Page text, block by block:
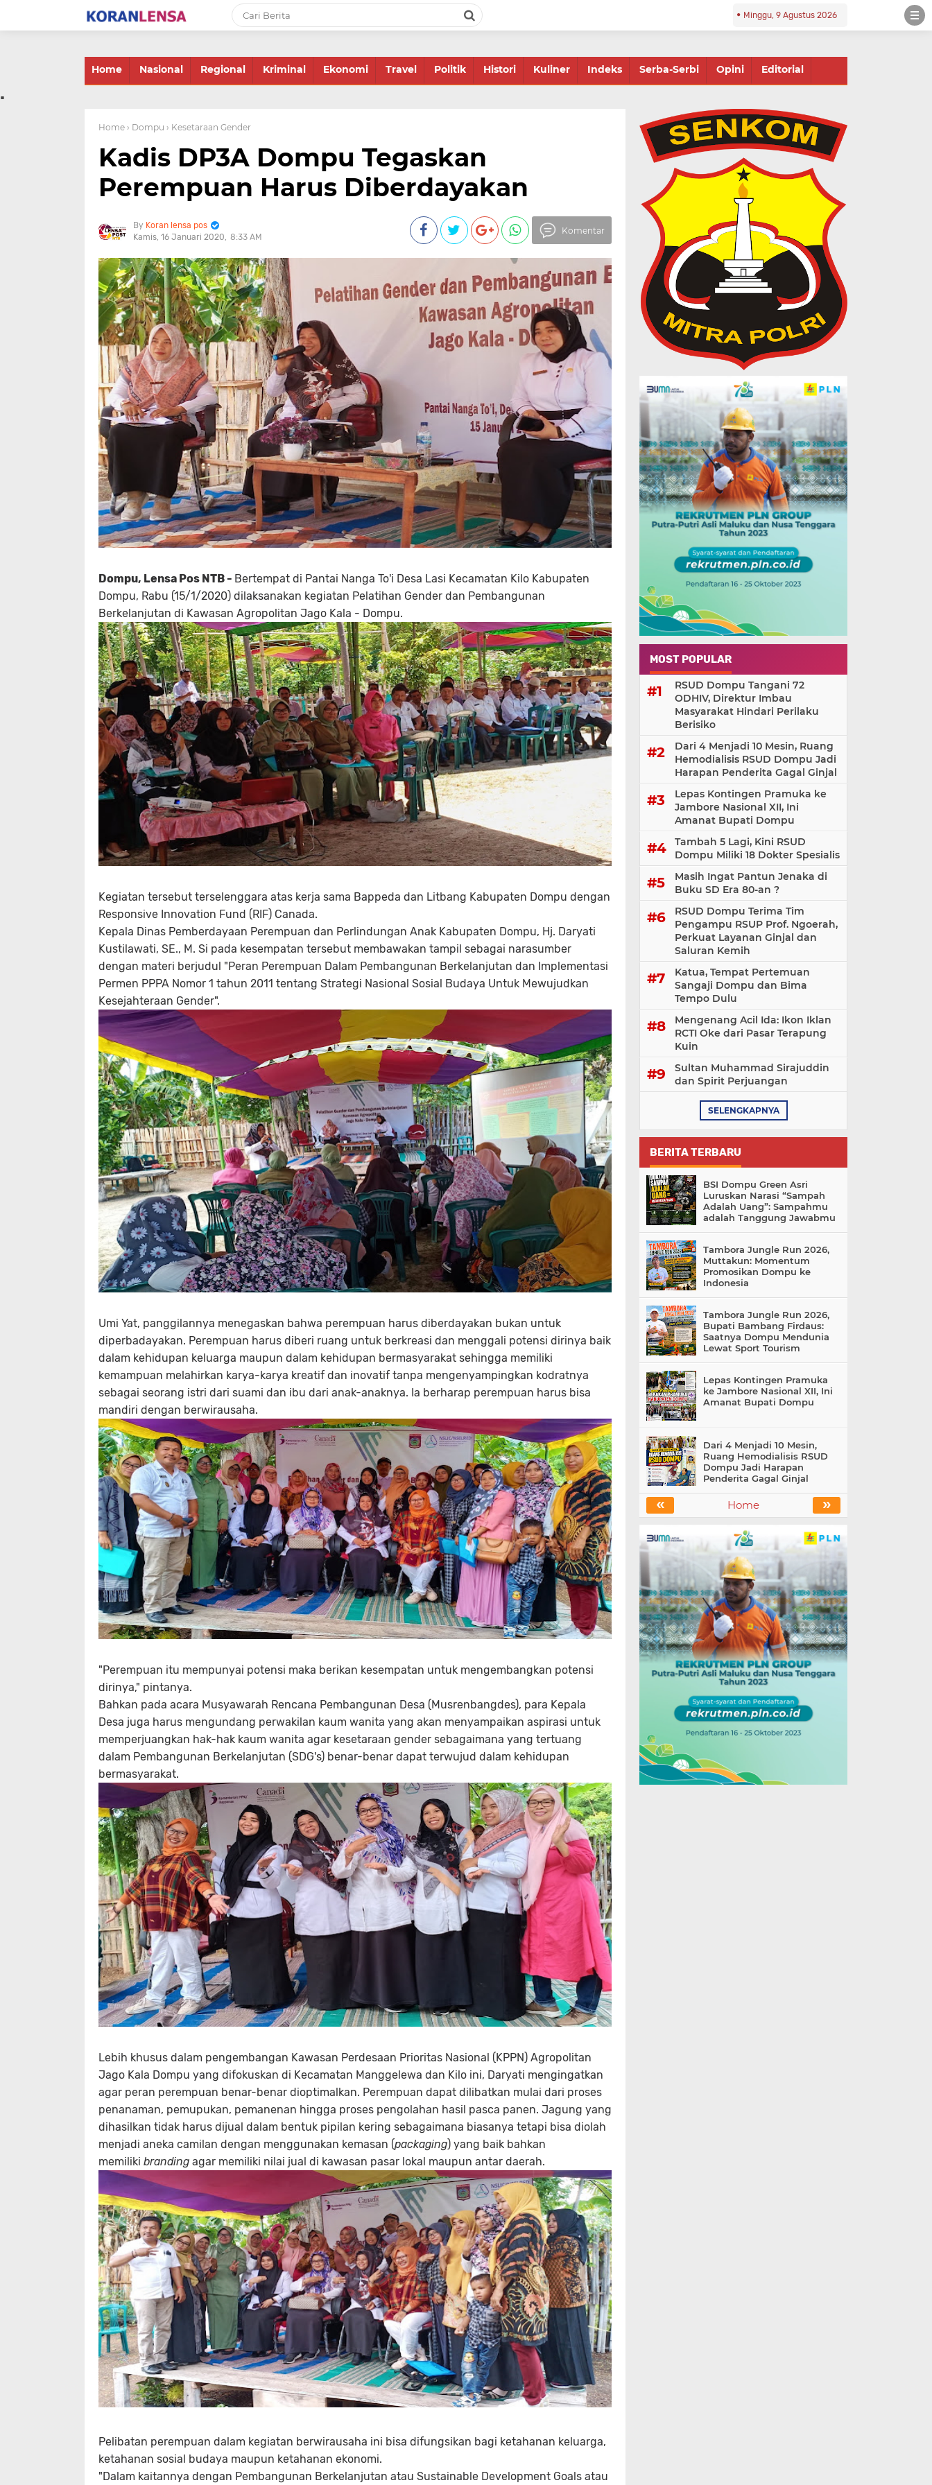
Minggu, 9 Agustus 2026
Home Nasional Regional Kriminal Ekonomi Travel Politik Histori Kuliner Indeks Serba-Serbi Opini Editorial
.
Home › Dompu › Kesetaraan Gender
Kadis DP3A Dompu Tegaskan
Perempuan Harus Diberdayakan
Koran lensa pos
Kamis, 16 Januari 2020
8:33 AM
Komentar
Dompu, Lensa Pos NTB - Bertempat di Pantai Nanga To'i Desa Lasi Kecamatan Kilo Kabupaten
Dompu, Rabu (15/1/2020) dilaksanakan kegiatan Pelatihan Gender dan Pembangunan
Berkelanjutan di Kawasan Agropolitan Jago Kala - Dompu.
Kegiatan tersebut terselenggara atas kerja sama Bappeda dan Litbang Kabupaten Dompu dengan
Responsive Innovation Fund (RIF) Canada.
Kepala Dinas Pemberdayaan Perempuan dan Perlindungan Anak Kabupaten Dompu, Hj. Daryati
Kustilawati, SE., M. Si pada kesempatan tersebut membawakan tampil sebagai narasumber
dengan materi berjudul "Peran Perempuan Dalam Pembangunan Berkelanjutan dan Implementasi
Permen PPPA Nomor 1 tahun 2011 tentang Strategi Nasional Sosial Budaya Untuk Mewujudkan
Kesejahteraan Gender".
Umi Yat, panggilannya menegaskan bahwa perempuan harus diberdayakan bukan untuk
diperbadayakan. Perempuan harus diberi ruang untuk berkreasi dan menggali potensi dirinya baik
dalam kehidupan keluarga maupun dalam kehidupan bermasyarakat sehingga memiliki
kemampuan melahirkan karya-karya kreatif dan inovatif tanpa mengenyampingkan kodratnya
sebagai seorang istri dari suami dan ibu dari anak-anaknya. Ia berharap perempuan harus bisa
mandiri dengan berwirausaha.
"Perempuan itu mempunyai potensi maka berikan kesempatan untuk mengembangkan potensi
dirinya," pintanya.
Bahkan pada acara Musyawarah Rencana Pembangunan Desa (Musrenbangdes), para Kepala
Desa juga harus mengundang perwakilan kaum wanita yang akan menyampaikan aspirasi untuk
memperjuangkan hak-hak kaum wanita agar kesetaraan gender sebagaimana yang tertuang
dalam Pembangunan Berkelanjutan (SDG's) benar-benar dapat terwujud dalam kehidupan
bermasyarakat.
Lebih khusus dalam pengembangan Kawasan Perdesaan Prioritas Nasional (KPPN) Agropolitan
Jago Kala Dompu yang difokuskan di Kecamatan Manggelewa dan Kilo ini, Daryati mengingatkan
agar peran perempuan benar-benar dioptimalkan. Perempuan dapat dilibatkan mulai dari proses
penanaman, pemupukan, pemanenan hingga proses pengolahan hasil pasca panen. Jagung yang
dihasilkan tidak harus dijual dalam bentuk pipilan kering sebagaimana biasanya tetapi bisa diolah
menjadi aneka camilan dengan menggunakan kemasan (packaging) yang baik bahkan
memiliki branding agar memiliki nilai jual di kawasan pasar lokal maupun antar daerah.
Pelibatan perempuan dalam kegiatan berwirausaha ini bisa difungsikan bagi ketahanan keluarga,
ketahanan sosial budaya maupun ketahanan ekonomi.
"Dalam kaitannya dengan Pembangunan Berkelanjutan atau Sustainable Development Goals atau
MOST POPULAR
RSUD Dompu Tangani 72
ODHIV, Direktur Imbau
Masyarakat Hindari Perilaku
Berisiko
Dari 4 Menjadi 10 Mesin, Ruang
Hemodialisis RSUD Dompu Jadi
Harapan Penderita Gagal Ginjal
Lepas Kontingen Pramuka ke
Jambore Nasional XII, Ini
Amanat Bupati Dompu
Tambah 5 Lagi, Kini RSUD
Dompu Miliki 18 Dokter Spesialis
Masih Ingat Pantun Jenaka di
Buku SD Era 80-an ?
RSUD Dompu Terima Tim
Pengampu RSUP Prof. Ngoerah,
Perkuat Layanan Ginjal dan
Saluran Kemih
Katua, Tempat Pertemuan
Sangaji Dompu dan Bima
Tempo Dulu
Mengenang Acil Ida: Ikon Iklan
RCTI Oke dari Pasar Terapung
Kuin
Sultan Muhammad Sirajuddin
dan Spirit Perjuangan
SELENGKAPNYA
BERITA TERBARU
BSI Dompu Green Asri
Luruskan Narasi “Sampah
Adalah Uang”: Sampahmu
adalah Tanggung Jawabmu
Tambora Jungle Run 2026,
Muttakun: Momentum
Promosikan Dompu ke
Indonesia
Tambora Jungle Run 2026,
Bupati Bambang Firdaus:
Saatnya Dompu Mendunia
Lewat Sport Tourism
Lepas Kontingen Pramuka
ke Jambore Nasional XII, Ini
Amanat Bupati Dompu
Dari 4 Menjadi 10 Mesin,
Ruang Hemodialisis RSUD
Dompu Jadi Harapan
Penderita Gagal Ginjal
« »
Home